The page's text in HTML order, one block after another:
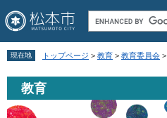
ペ
の
メ
ー
現在地 トップページ > 教育 > 教育委員会 >
教育